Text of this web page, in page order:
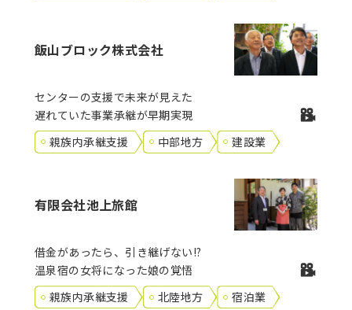
飯山ブロック株式会社
センターの支援で未来が見えた
遅れていた事業承継が早期実現
親族内承継支援
中部地方 建設業
有限会社池上旅館
借金があったら、引き継げない!?
温泉宿の女将になった娘の覚悟
親族内承継支援
北陸地方 宿泊業